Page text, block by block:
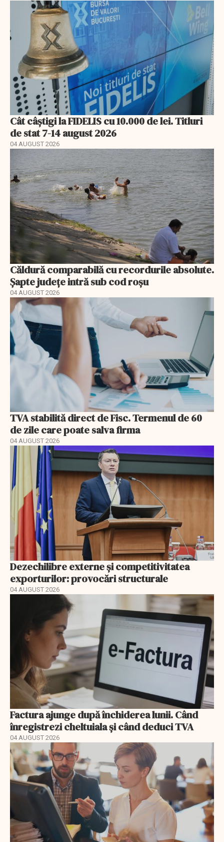
Cât câștigi la FIDELIS cu 10.000 de lei. Titluri
de stat 7-14 august 2026
04 AUGUST 2026
Căldură comparabilă cu recordurile absolute.
Șapte județe intră sub cod roșu
04 AUGUST 2026
TVA stabilită direct de Fisc. Termenul de 60
de zile care poate salva firma
04 AUGUST 2026
Dezechilibre externe și competitivitatea
exporturilor: provocări structurale
04 AUGUST 2026
Factura ajunge după închiderea lunii. Când
înregistrezi cheltuiala și când deduci TVA
04 AUGUST 2026